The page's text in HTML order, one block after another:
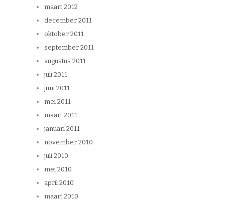
maart 2012
december 2011
oktober 2011
september 2011
augustus 2011
juli 2011
juni 2011
mei 2011
maart 2011
januari 2011
november 2010
juli 2010
mei 2010
april 2010
maart 2010